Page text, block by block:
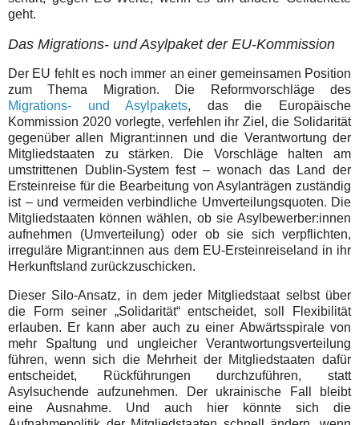
geht.
Das Migrations- und Asylpaket der EU-Kommission
Der EU fehlt es noch immer an einer gemeinsamen Position
zum Thema Migration. Die Reformvorschläge des
Migrations- und Asylpakets, das die Europäische
Kommission 2020 vorlegte, verfehlen ihr Ziel, die Solidarität
gegenüber allen Migrant:innen und die Verantwortung der
Mitgliedstaaten zu stärken. Die Vorschläge halten am
umstrittenen Dublin-System fest – wonach das Land der
Ersteinreise für die Bearbeitung von Asylanträgen zuständig
ist – und vermeiden verbindliche Umverteilungsquoten. Die
Mitgliedstaaten können wählen, ob sie Asylbewerber:innen
aufnehmen (Umverteilung) oder ob sie sich verpflichten,
irreguläre Migrant:innen aus dem EU-Ersteinreiseland in ihr
Herkunftsland zurückzuschicken.
Dieser Silo-Ansatz, in dem jeder Mitgliedstaat selbst über
die Form seiner „Solidarität“ entscheidet, soll Flexibilität
erlauben. Er kann aber auch zu einer Abwärtsspirale von
mehr Spaltung und ungleicher Verantwortungsverteilung
führen, wenn sich die Mehrheit der Mitgliedstaaten dafür
entscheidet, Rückführungen durchzuführen, statt
Asylsuchende aufzunehmen. Der ukrainische Fall bleibt
eine Ausnahme. Und auch hier könnte sich die